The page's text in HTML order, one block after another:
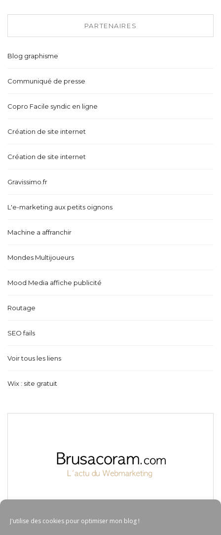
J'utilise des cookies pour optimiser mon blog !
PARTENAIRES
Blog graphisme
Communiqué de presse
Copro Facile syndic en ligne
Création de site internet
Création de site internet
Gravissimo.fr
L'e-marketing aux petits oignons
Machine a affranchir
Mondes Multijoueurs
Mood Media affiche publicité
Routage
SEO fails
Voir tous les liens
Wix : site gratuit